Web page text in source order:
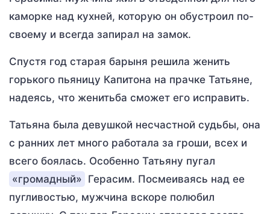
каморке над кухней, которую он обустроил по-
своему и всегда запирал на замок.
Спустя год старая барыня решила женить
горького пьяницу Капитона на прачке Татьяне,
надеясь, что женитьба сможет его исправить.
Татьяна была девушкой несчастной судьбы, она
с ранних лет много работала за гроши, всех и
всего боялась. Особенно Татьяну пугал
«громадный» Герасим. Посмеиваясь над ее
пугливостью, мужчина вскоре полюбил